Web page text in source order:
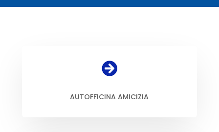

AUTOFFICINA AMICIZIA